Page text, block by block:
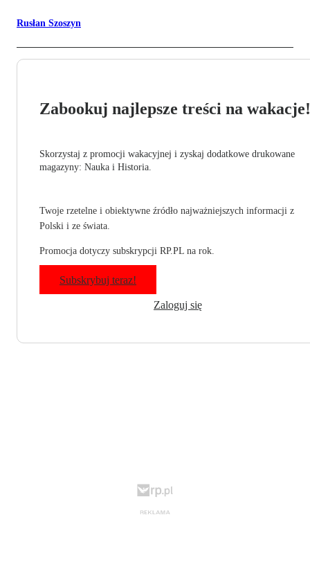
Rusłan Szoszyn
Zabookuj najlepsze treści na wakacje!
Skorzystaj z promocji wakacyjnej i zyskaj dodatkowe drukowane
magazyny: Nauka i Historia.
Twoje rzetelne i obiektywne źródło najważniejszych informacji z
Polski i ze świata.
Promocja dotyczy subskrypcji RP.PL na rok.
Subskrybuj teraz!
Zaloguj się